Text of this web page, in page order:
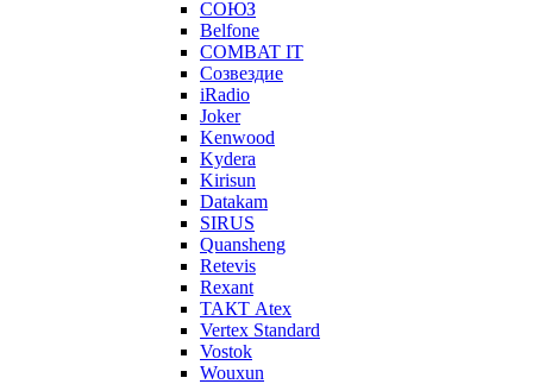
СОЮЗ
Belfone
COMBAT IT
Созвездие
iRadio
Joker
Kenwood
Kydera
Kirisun
Datakam
SIRUS
Quansheng
Retevis
Rexant
ТАКТ Atex
Vertex Standard
Vostok
Wouxun